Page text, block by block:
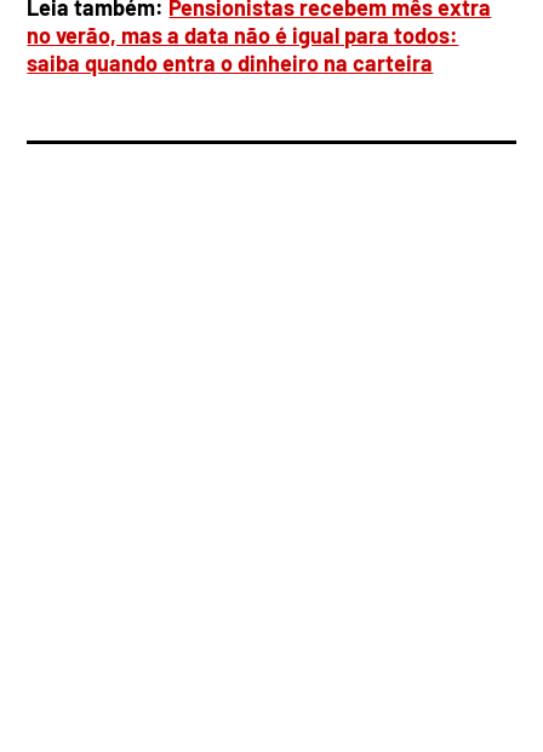
Leia também: Pensionistas recebem mês extra
no verão, mas a data não é igual para todos:
saiba quando entra o dinheiro na carteira